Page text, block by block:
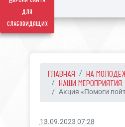
для
слабовидящих
ГЛАВНАЯ
НА
НАШИ МЕРОПРИЯТИЯ
Акция «Помоги
13.09.2023 07:28